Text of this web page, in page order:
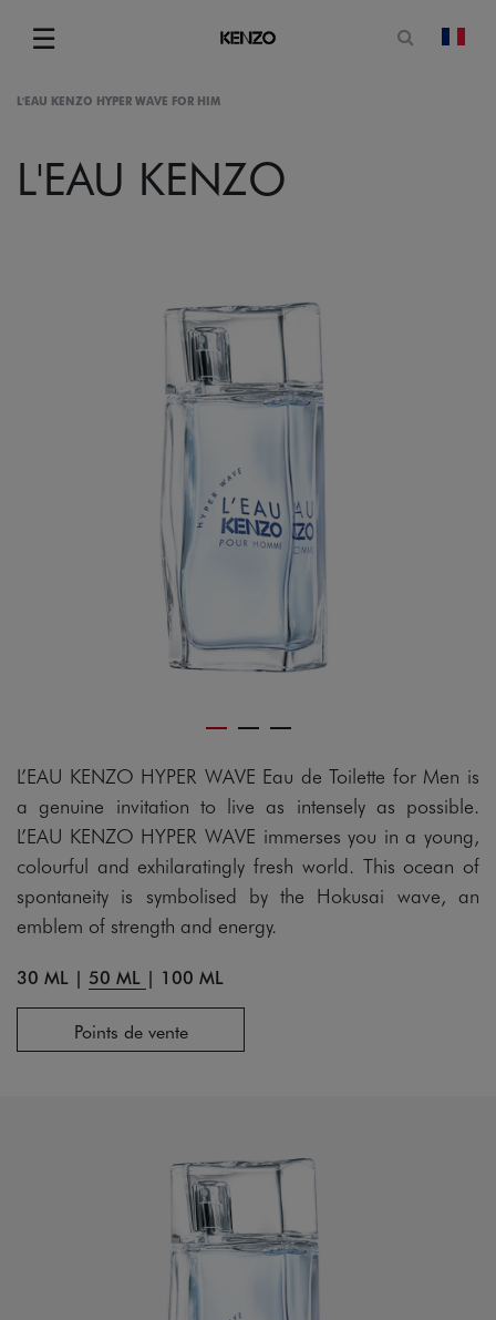
☰
Menu
Ouvrir
L'EAU KENZO HYPER WAVE FOR HIM
L'EAU KENZO
L’EAU KENZO HYPER WAVE Eau de Toilette for Men is
a genuine invitation to live as intensely as possible.
L’EAU KENZO HYPER WAVE immerses you in a young,
colourful and exhilaratingly fresh world. This ocean of
spontaneity is symbolised by the Hokusai wave, an
emblem of strength and energy.
30 ML | 50 ML | 100 ML
Points de vente